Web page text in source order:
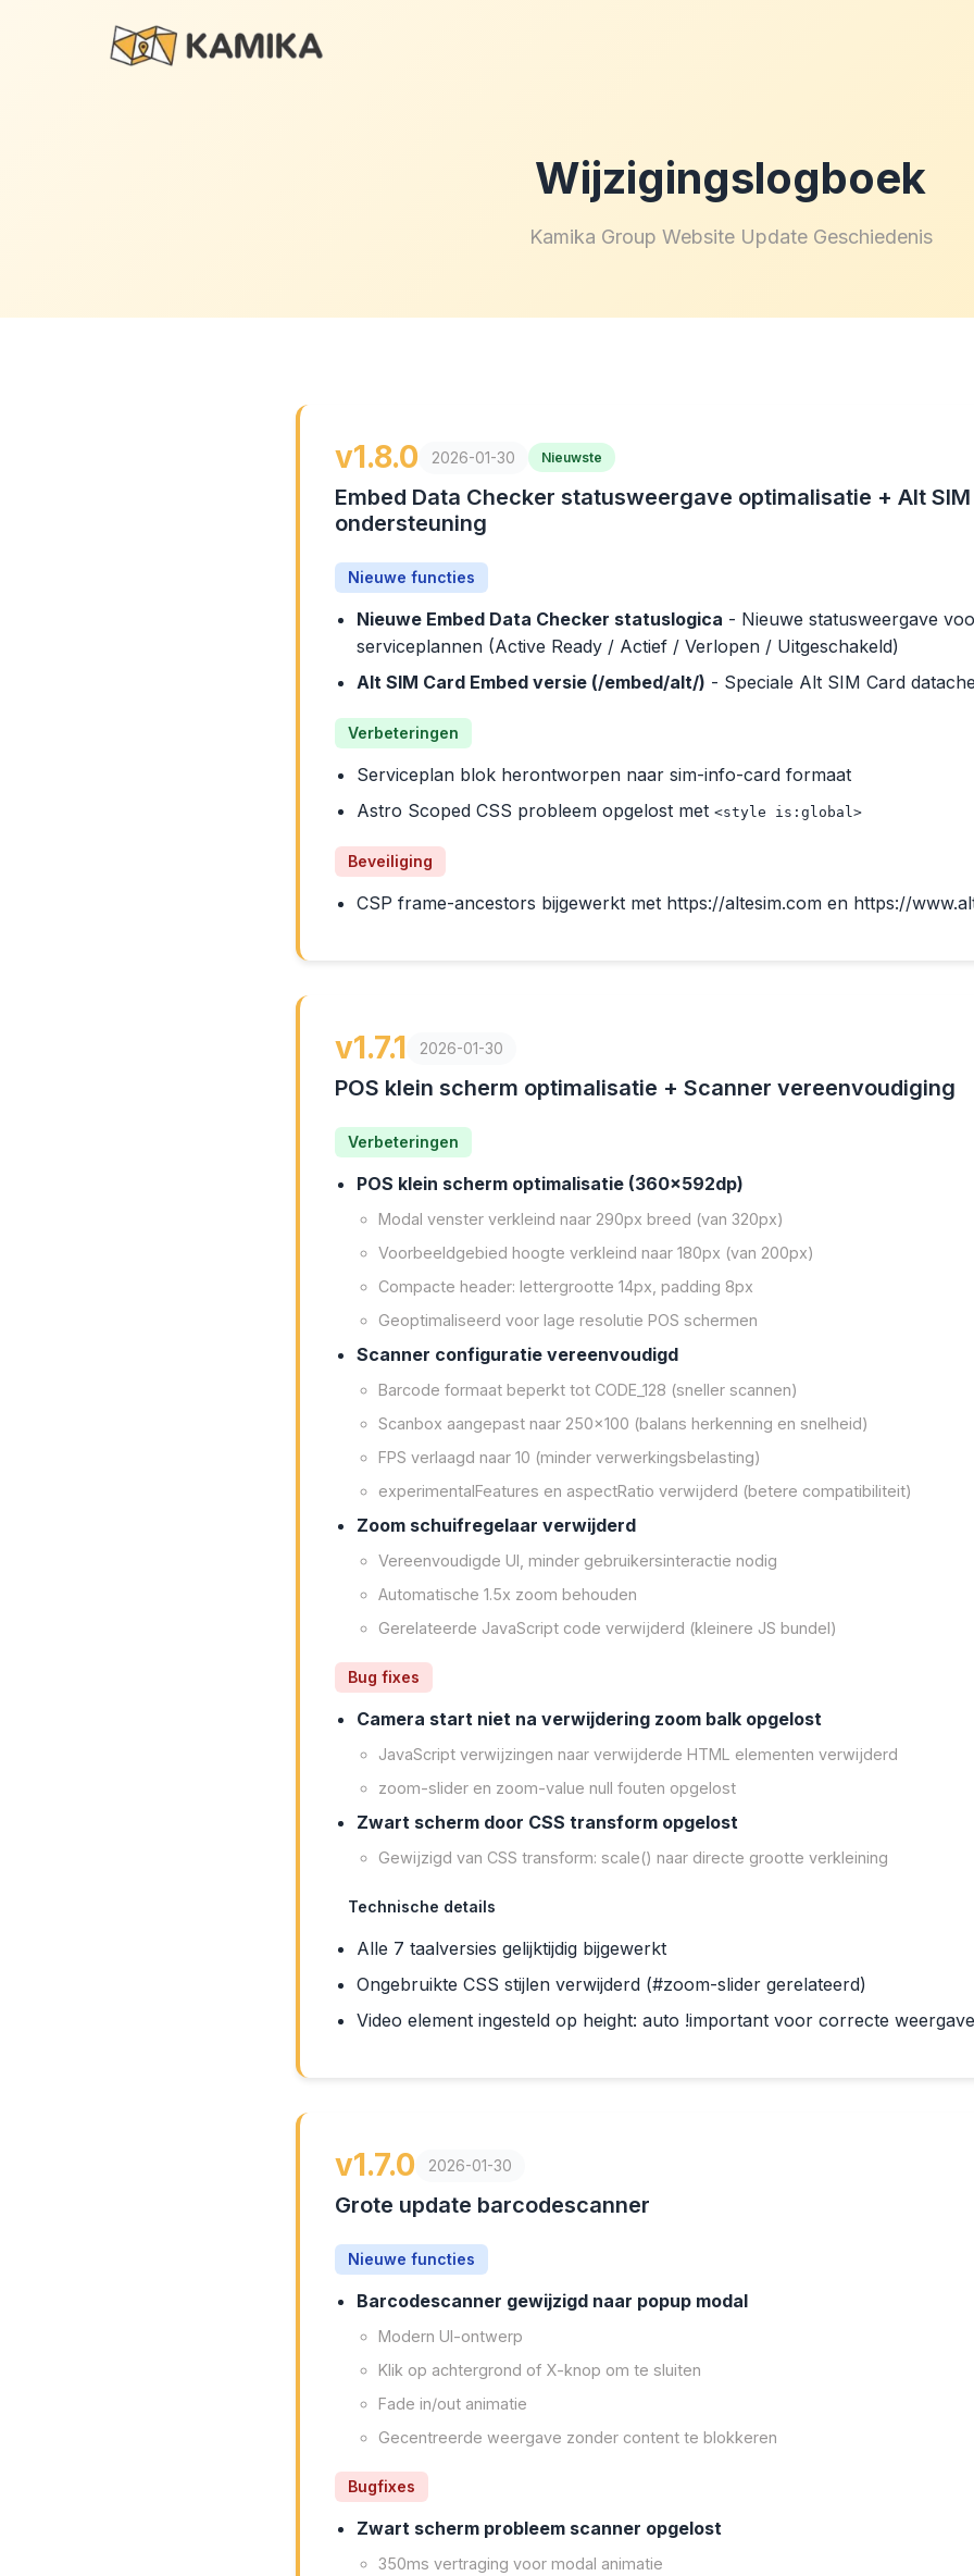
Wijzigingslogboek
Kamika Group Website Update Geschiedenis
v1.8.0 2026-01-30 Nieuwste
Embed Data Checker statusweergave optimalisatie + Alt
ondersteuning
Nieuwe functies
Nieuwe Embed Data Checker statuslogica - Nieuwe statusweergave
serviceplannen (Active Ready / Actief / Verlopen / Uitgeschakeld)
Alt SIM Card Embed versie (/embed/alt/) - Speciale Alt SIM Card
Verbeteringen
Serviceplan blok herontworpen naar sim-info-card formaat
Astro Scoped CSS probleem opgelost met <style is:global>
Beveiliging
CSP frame-ancestors bijgewerkt met https://altesim.com en https://
v1.7.1 2026-01-30
POS klein scherm optimalisatie + Scanner vereenvoudiging
Verbeteringen
POS klein scherm optimalisatie (360x592dp)
Modal venster verkleind naar 290px breed (van 320px)
Voorbeeldgebied hoogte verkleind naar 180px (van 200px)
Compacte header: lettergrootte 14px, padding 8px
Geoptimaliseerd voor lage resolutie POS schermen
Scanner configuratie vereenvoudigd
Barcode formaat beperkt tot CODE_128 (sneller scannen)
Scanbox aangepast naar 250x100 (balans herkenning en snelheid)
FPS verlaagd naar 10 (minder verwerkingsbelasting)
experimentalFeatures en aspectRatio verwijderd (betere compatibiliteit)
Zoom schuifregelaar verwijderd
Vereenvoudigde UI, minder gebruikersinteractie nodig
Automatische 1.5x zoom behouden
Gerelateerde JavaScript code verwijderd (kleinere JS bundel)
Bug fixes
Camera start niet na verwijdering zoom balk opgelost
JavaScript verwijzingen naar verwijderde HTML elementen verwijderd
zoom-slider en zoom-value null fouten opgelost
Zwart scherm door CSS transform opgelost
Gewijzigd van CSS transform: scale() naar directe grootte verkleining
Technische details
Alle 7 taalversies gelijktijdig bijgewerkt
Ongebruikte CSS stijlen verwijderd (#zoom-slider gerelateerd)
Video element ingesteld op height: auto !important voor correcte weergave
v1.7.0 2026-01-30
Grote update barcodescanner
Nieuwe functies
Barcodescanner gewijzigd naar popup modal
Modern UI-ontwerp
Klik op achtergrond of X-knop om te sluiten
Fade in/out animatie
Gecentreerde weergave zonder content te blokkeren
Bugfixes
Zwart scherm probleem scanner opgelost
350ms vertraging voor modal animatie